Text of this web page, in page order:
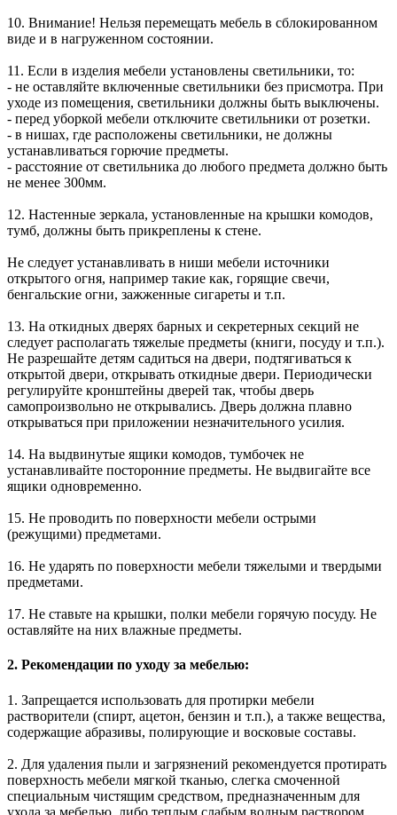
10. Внимание! Нельзя перемещать мебель в сблокированном
виде и в нагруженном состоянии.
11. Если в изделия мебели установлены светильники, то:
- не оставляйте включенные светильники без присмотра. При
уходе из помещения, светильники должны быть выключены.
- перед уборкой мебели отключите светильники от розетки.
- в нишах, где расположены светильники, не должны
устанавливаться горючие предметы.
- расстояние от светильника до любого предмета должно быть
не менее 300мм.
12. Настенные зеркала, установленные на крышки комодов,
тумб, должны быть прикреплены к стене.
Не следует устанавливать в ниши мебели источники
открытого огня, например такие как, горящие свечи,
бенгальские огни, зажженные сигареты и т.п.
13. На откидных дверях барных и секретерных секций не
следует располагать тяжелые предметы (книги, посуду и т.п.).
Не разрешайте детям садиться на двери, подтягиваться к
открытой двери, открывать откидные двери. Периодически
регулируйте кронштейны дверей так, чтобы дверь
самопроизвольно не открывались. Дверь должна плавно
открываться при приложении незначительного усилия.
14. На выдвинутые ящики комодов, тумбочек не
устанавливайте посторонние предметы. Не выдвигайте все
ящики одновременно.
15. Не проводить по поверхности мебели острыми
(режущими) предметами.
16. Не ударять по поверхности мебели тяжелыми и твердыми
предметами.
17. Не ставьте на крышки, полки мебели горячую посуду. Не
оставляйте на них влажные предметы.
2. Рекомендации по уходу за мебелью:
1. Запрещается использовать для протирки мебели
растворители (спирт, ацетон, бензин и т.п.), а также вещества,
содержащие абразивы, полирующие и восковые составы.
2. Для удаления пыли и загрязнений рекомендуется протирать
поверхность мебели мягкой тканью, слегка смоченной
специальным чистящим средством, предназначенным для
ухода за мебелью, либо теплым слабым водным раствором